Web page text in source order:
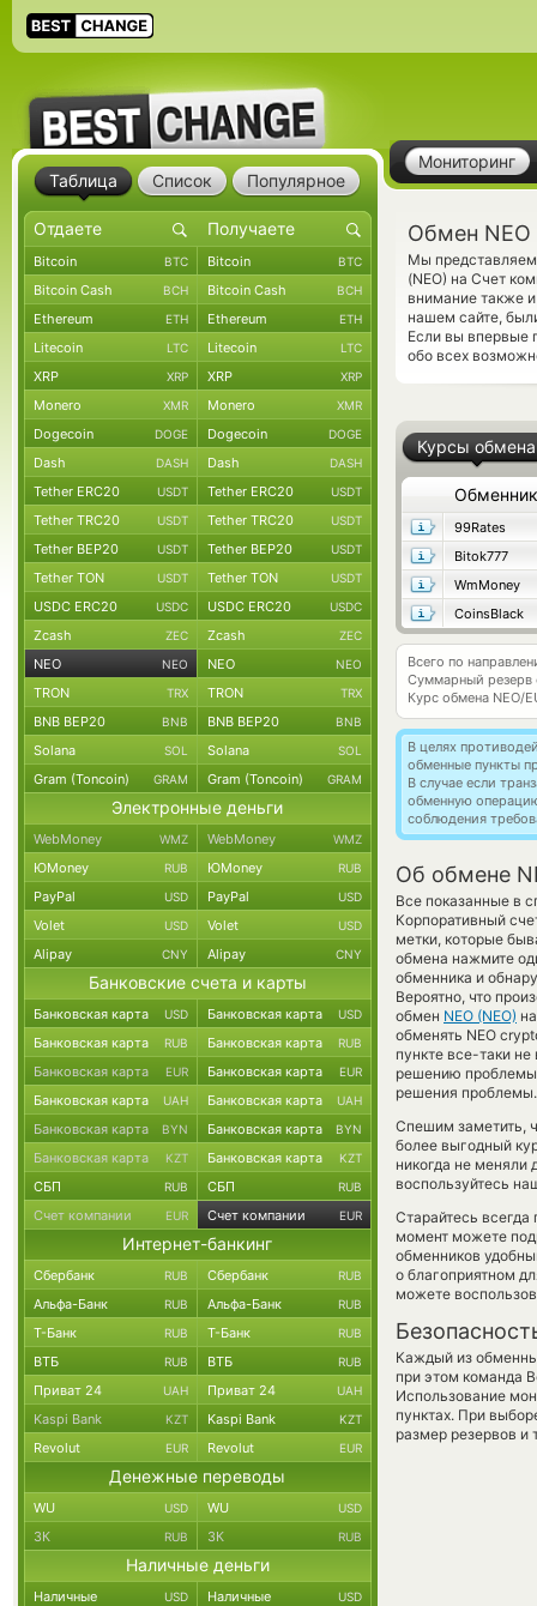
Мониторинг
Обмен NEO
Мы представляем
(NEO) на Счет
внимание также
нашем сайте,
Если вы впервые
обо всех
Курсы обмена
Обменник
99Rates
Bitok777
WmMoney
CoinsBlack
Всего по
Суммарный резерв
Курс обмена NEO/
В целях
обменные пункты
В случае если
обменную
соблюдения
Об обмене
Все показанные в
Корпоративный
метки, которые
обмена нажмите
обменника и
Вероятно, что
обмен NEO (NEO)
обменять NEO
пункте все-таки
решению проблемы
решения проблемы.
Спешим заметить,
более выгодный
никогда не меняли
воспользуйтесь
Старайтесь
момент можете
обменников
о благоприятном
можете
Каждый из
при этом команда
Использование
пунктах. При
размер резервов и
Таблица Список Популярное
Bitcoin BTC Bitcoin BTC
Bitcoin Cash BCH Bitcoin Cash BCH
Ethereum ETH Ethereum ETH
Litecoin LTC Litecoin LTC
XRP XRP XRP XRP
Monero XMR Monero XMR
Dogecoin DOGE Dogecoin DOGE
Dash DASH Dash DASH
Tether ERC20 USDT Tether ERC20 USDT
Tether TRC20 USDT Tether TRC20 USDT
Tether BEP20 USDT Tether BEP20 USDT
Tether TON USDT Tether TON USDT
USDC ERC20 USDC USDC ERC20 USDC
Zcash ZEC Zcash ZEC
NEO NEO NEO NEO
TRON TRX TRON TRX
BNB BEP20 BNB BNB BEP20 BNB
Solana SOL Solana SOL
Gram (Toncoin) GRAM Gram (Toncoin) GRAM
Электронные деньги
WebMoney WMZ WebMoney WMZ
ЮMoney RUB ЮMoney RUB
PayPal USD PayPal USD
Volet USD Volet USD
Alipay CNY Alipay CNY
Банковские счета и карты
Банковская карта USD Банковская карта USD
Банковская карта RUB Банковская карта RUB
Банковская карта EUR Банковская карта EUR
Банковская карта UAH Банковская карта UAH
Банковская карта BYN Банковская карта BYN
Банковская карта KZT Банковская карта KZT
СБП RUB СБП RUB
Счет компании EUR Счет компании EUR
Интернет-банкинг
Сбербанк RUB Сбербанк RUB
Альфа-Банк RUB Альфа-Банк RUB
Т-Банк RUB Т-Банк RUB
ВТБ RUB ВТБ RUB
Приват 24 UAH Приват 24 UAH
Kaspi Bank KZT Kaspi Bank KZT
Revolut EUR Revolut EUR
Денежные переводы
WU USD WU USD
ЗК RUB ЗК RUB
Наличные деньги
Наличные USD Наличные USD